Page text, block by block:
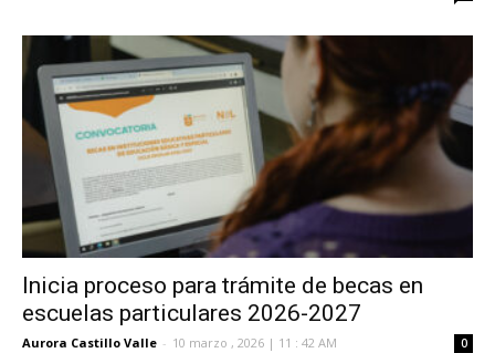
Inicia proceso para trámite de becas en
escuelas particulares 2026-2027
Aurora Castillo Valle - 10 marzo , 2026 | 11 : 42 AM 0